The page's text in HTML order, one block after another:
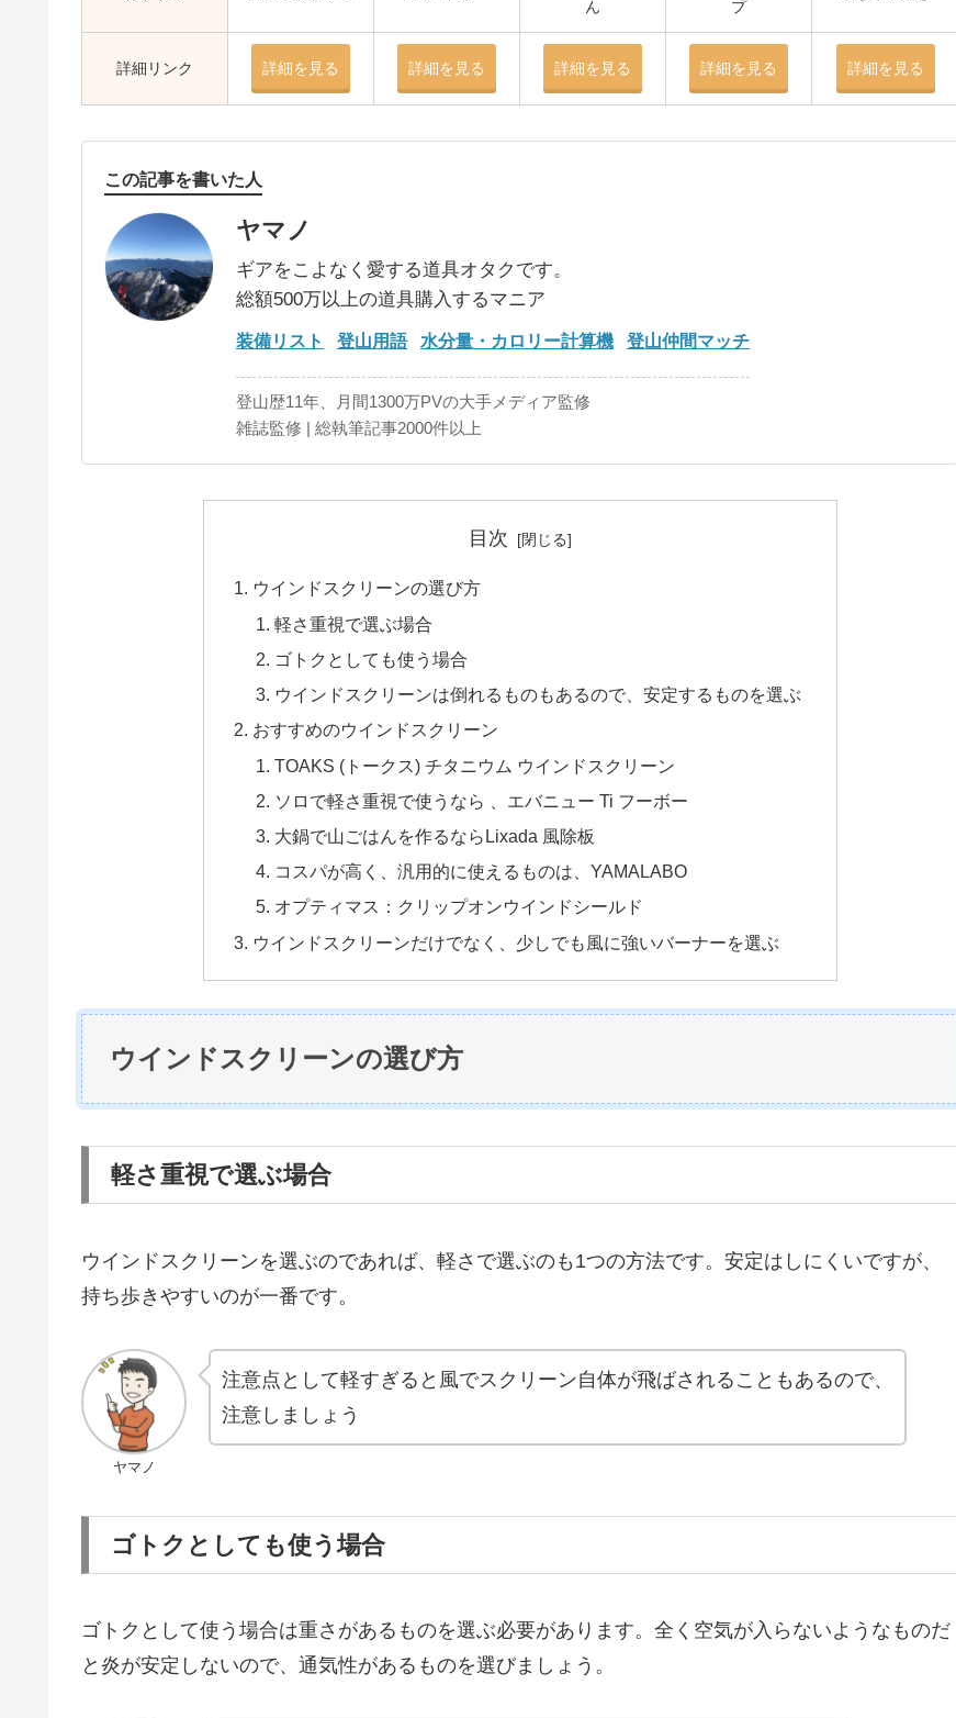
ん
プ
詳細リンク 詳細を見る 詳細を見る 詳細を見る 詳細を見る 詳細を見る
この記事を書いた人
ヤマノ
ギアをこよなく愛する道具オタクです。
総額500万以上の道具購入するマニア
装備リスト 登山用語 水分量・カロリー計算機 登山仲間マッチ
登山歴11年、月間1300万PVの大手メディア監修
雑誌監修 | 総執筆記事2000件以上
目次
ウインドスクリーンの選び方
軽さ重視で選ぶ場合
ゴトクとしても使う場合
ウインドスクリーンは倒れるものもあるので、安定するものを選ぶ
おすすめのウインドスクリーン
TOAKS (トークス) チタニウム ウインドスクリーン
ソロで軽さ重視で使うなら 、エバニュー Ti フーボー
大鍋で山ごはんを作るならLixada 風除板
コスパが高く、汎用的に使えるものは、YAMALABO
オプティマス：クリップオンウインドシールド
ウインドスクリーンだけでなく、少しでも風に強いバーナーを選ぶ
ウインドスクリーンの選び方
軽さ重視で選ぶ場合
ウインドスクリーンを選ぶのであれば、軽さで選ぶのも1つの方法です。安定はしにくいですが、
持ち歩きやすいのが一番です。
ヤマノ
注意点として軽すぎると風でスクリーン自体が飛ばされることもあるので、
注意しましょう
ゴトクとしても使う場合
ゴトクとして使う場合は重さがあるものを選ぶ必要があります。全く空気が入らないようなものだ
と炎が安定しないので、通気性があるものを選びましょう。